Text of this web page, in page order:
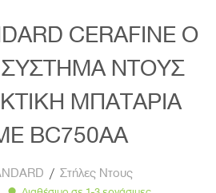
CERAFINE O
ΣΥΣΤΗΜΑ ΝΤΟΥΣ
ΜΠΑΤΑΡΙΑ
BC750AA
/ Στήλες Ντους